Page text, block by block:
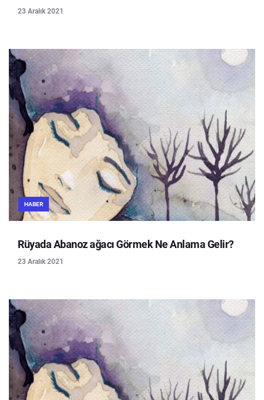
23 Aralık 2021
HABER
Rüyada Abanoz ağacı Görmek Ne Anlama Gelir?
23 Aralık 2021